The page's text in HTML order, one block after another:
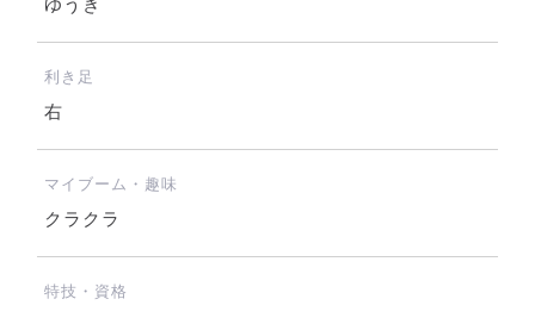
ゆうき
利き足
右
マイブーム・趣味
クラクラ
特技・資格